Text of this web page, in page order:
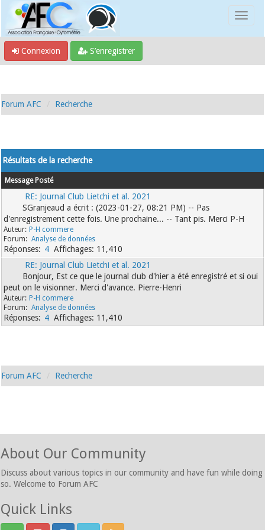
Connexion S’enregistrer
Forum AFC Recherche
Résultats de la recherche
Message Posté
RE: Journal Club Lietchi et al. 2021
SGranjeaud a écrit : (2023-01-27, 08:21 PM) -- Pas
d'enregistrement cette fois. Une prochaine... -- Tant pis. Merci P-H
P-H commere
Analyse de données
4
11,410
RE: Journal Club Lietchi et al. 2021
Bonjour, Est ce que le journal club d'hier a été enregistré et si oui
peut on le visionner. Merci d'avance. Pierre-Henri
P-H commere
Analyse de données
4 11,410
Forum AFC Recherche
About Our Community
Discuss about various topics in our community and have fun while doing
so. Welcome to Forum AFC
Quick Links